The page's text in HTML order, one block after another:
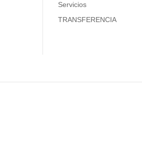
Servicios
TRANSFERENCIA